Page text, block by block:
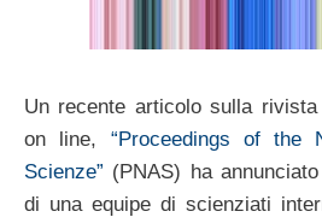
Un recente articolo sulla
on line, “Proceedings of the
Scienze” (PNAS) ha
di una equipe di scienziati